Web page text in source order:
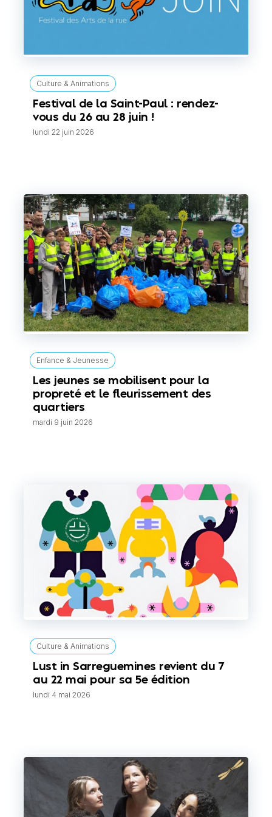
Culture & Animations
Festival de la Saint-Paul : rendez-
vous du 26 au 28 juin !
lundi 22 juin 2026
Enfance & Jeunesse
Les jeunes se mobilisent pour la
propreté et le fleurissement des
quartiers
mardi 9 juin 2026
Culture & Animations
Lust in Sarreguemines revient du 7
au 22 mai pour sa 5e édition
lundi 4 mai 2026